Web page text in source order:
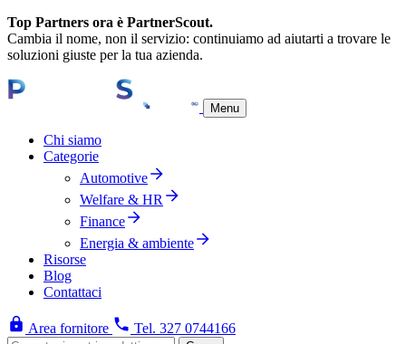
Top Partners ora è PartnerScout.
Cambia il nome, non il servizio: continuiamo ad aiutarti a trovare le
soluzioni giuste per la tua azienda.
Menu
Chi siamo
Categorie
Automotive
Welfare & HR
Finance
Energia & ambiente
Risorse
Blog
Contattaci
Area fornitore Tel. 327 0744166